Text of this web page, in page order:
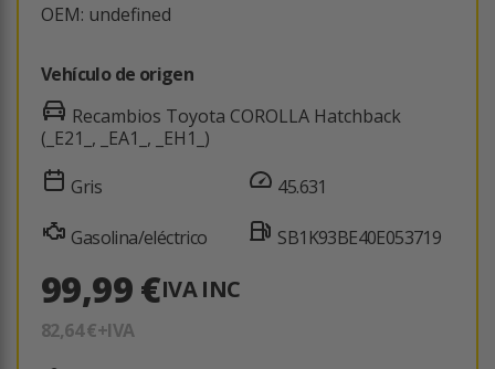
OEM: undefined
Vehículo de origen
Recambios Toyota COROLLA Hatchback
(_E21_, _EA1_, _EH1_)
Gris
Gasolina/eléctrico
45.631
SB1K93BE40E053719
99,99 €IVA INC
82,64 €+IVA